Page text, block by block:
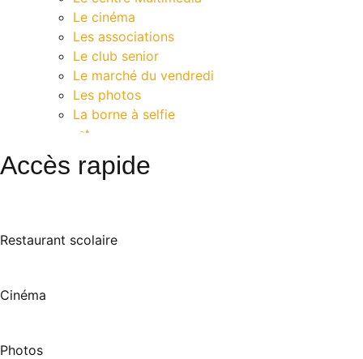
Le cinéma
Les associations
Le club senior
Le marché du vendredi
Les photos
La borne à selfie
Contact
Accès rapide
Restaurant scolaire
Cinéma
Photos